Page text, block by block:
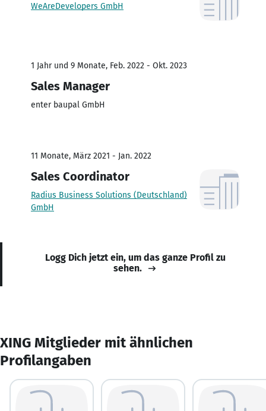
WeAreDevelopers GmbH
1 Jahr und 9 Monate, Feb. 2022 - Okt. 2023
Sales Manager
enter baupal GmbH
11 Monate, März 2021 - Jan. 2022
Sales Coordinator
Radius Business Solutions (Deutschland)
GmbH
Logg Dich jetzt ein, um das ganze Profil zu
sehen.
XING Mitglieder mit ähnlichen
Profilangaben